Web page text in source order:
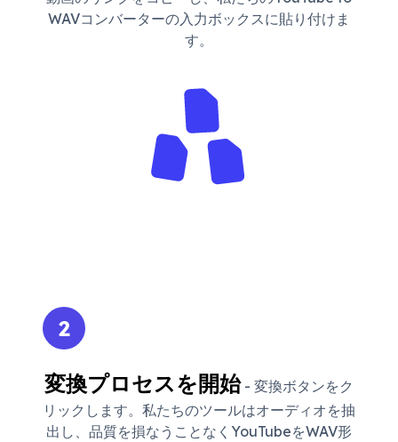
WAVコンバーターの入力ボックスに貼り付けま
す。
2
変換プロセスを開始- 変換ボタンをク
リックします。私たちのツールはオーディオを抽
出し、品質を損なうことなくYouTubeをWAV形